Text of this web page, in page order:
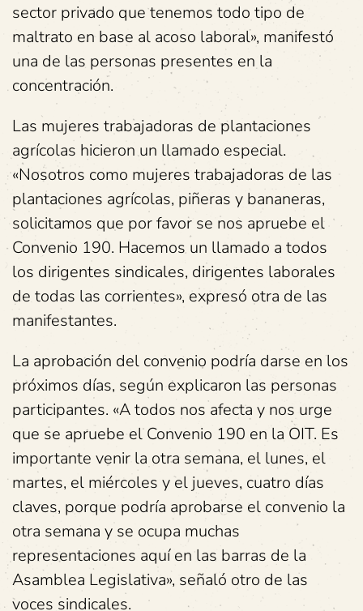
sector privado que tenemos todo tipo de
maltrato en base al acoso laboral», manifestó
una de las personas presentes en la
concentración.
Las mujeres trabajadoras de plantaciones
agrícolas hicieron un llamado especial.
«Nosotros como mujeres trabajadoras de las
plantaciones agrícolas, piñeras y bananeras,
solicitamos que por favor se nos apruebe el
Convenio 190. Hacemos un llamado a todos
los dirigentes sindicales, dirigentes laborales
de todas las corrientes», expresó otra de las
manifestantes.
La aprobación del convenio podría darse en los
próximos días, según explicaron las personas
participantes. «A todos nos afecta y nos urge
que se apruebe el Convenio 190 en la OIT. Es
importante venir la otra semana, el lunes, el
martes, el miércoles y el jueves, cuatro días
claves, porque podría aprobarse el convenio la
otra semana y se ocupa muchas
representaciones aquí en las barras de la
Asamblea Legislativa», señaló otro de las
voces sindicales.